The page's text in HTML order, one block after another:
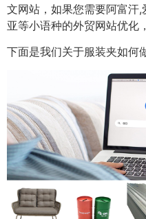
文网站，如果您需要阿富汗
亚等小语种的外贸网站优化
下面是我们关于服装夹如何